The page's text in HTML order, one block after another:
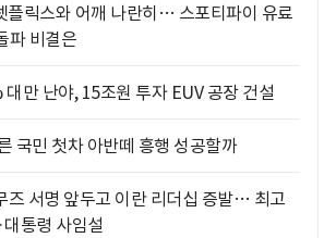
플릭스와 어깨 나란히… 스포티파이 유료
파 비결은
대만 난야, 15조원 투자 EUV 공장 건설
국민 첫차 아반떼 흥행 성공할까
즈 서명 앞두고 이란 리더십 증발… 최고
통령 사임설